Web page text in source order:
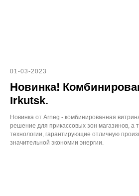
01-03-2023
Новинка!
Irkutsk.
Новинка от Arneg - комбинированная
решение для прикассовых зон магазинов, а
технологии, гарантирующие отличную
значительной экономии энергии.